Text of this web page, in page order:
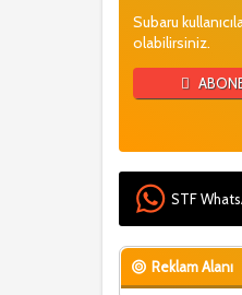
Subaru
olabilirsiniz.
STF
Reklam Alanı